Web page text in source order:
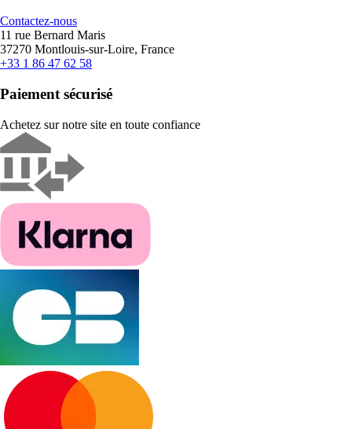
Contactez-nous
11 rue Bernard Maris
37270 Montlouis-sur-Loire, France
+33 1 86 47 62 58
Paiement sécurisé
Achetez sur notre site en toute confiance